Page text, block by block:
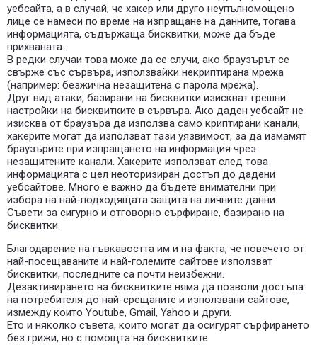
уебсайта, а в случай, че хакер или друго неупълномощено
лице се намеси по време на изпращане на данните, тогава
информацията, съдържаща бисквитки, може да бъде
прихваната.
В редки случаи това може да се случи, ако браузърът се
свърже със сървъра, използвайки некриптирана мрежа
(например: безжична незащитена с парола мрежа).
Друг вид атаки, базирани на бисквитки изискват грешни
настройки на бисквитките в сървъра. Ако даден уебсайт не
изисква от браузъра да използва само криптирани канали,
хакерите могат да използват тази уязвимост, за да измамят
браузърите при изпращането на информация чрез
незащитените канали. Хакерите използват след това
информацията с цел неоторизиран достъп до дадени
уебсайтове. Много е важно да бъдете внимателни при
избора на най-подходящата защита на личните данни.
Съвети за сигурно и отговорно сърфиране, базирано на
бисквитки.
Благодарение на гъвкавостта им и на факта, че повечето от
най-посещаваните и най-големите сайтове използват
бисквитки, последните са почти неизбежни.
Дезактивирането на бисквитките няма да позволи достъпа
на потребителя до най-срещаните и използвани сайтове,
измежду които Youtube, Gmail, Yahoo и други.
Ето и няколко съвета, които могат да осигурят сърфирането
без грижи, но с помощта на бисквитките.